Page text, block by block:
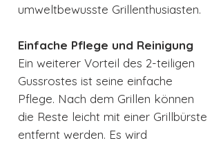
umweltbewusste Grillenthusiasten.
Einfache Pflege und Reinigung
Ein weiterer Vorteil des 2-teiligen
Gussrostes ist seine einfache
Pflege. Nach dem Grillen können
die Reste leicht mit einer Grillbürste
entfernt werden. Es wird